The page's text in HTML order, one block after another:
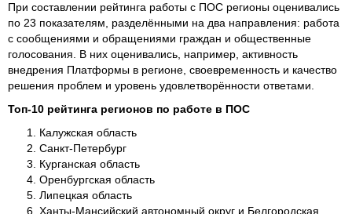
При составлении рейтинга работы с ПОС регионы оценивались
по 23 показателям, разделёнными на два направления: работа
с сообщениями и обращениями граждан и общественные
голосования. В них оценивались, например, активность
внедрения Платформы в регионе, своевременность и качество
решения проблем и уровень удовлетворённости ответами.
Топ-10 рейтинга регионов по работе в ПОС
Калужская область
Санкт-Петербург
Курганская область
Оренбургская область
Липецкая область
Ханты-Мансийский автономный округ и Белгородская